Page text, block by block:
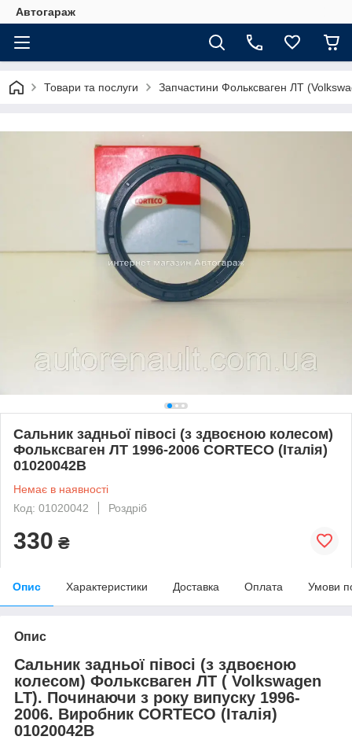
Автогараж
Товари та послуги Запчастини Фольксваген ЛТ
Сальник задньої півосі (з здвоєною колесом)
Фольксваген ЛТ 1996-2006 CORTECO (Італія)
01020042B
Немає в наявності
Код: 01020042
Роздріб
330 ₴
Опис Характеристики Доставка Оплата Умови
Опис
Сальник задньої півосі (з здвоєною
колесом) Фольксваген ЛТ ( Volkswagen
LT). Починаючи з року випуску 1996-
2006. Виробник CORTECO (Італія)
01020042B